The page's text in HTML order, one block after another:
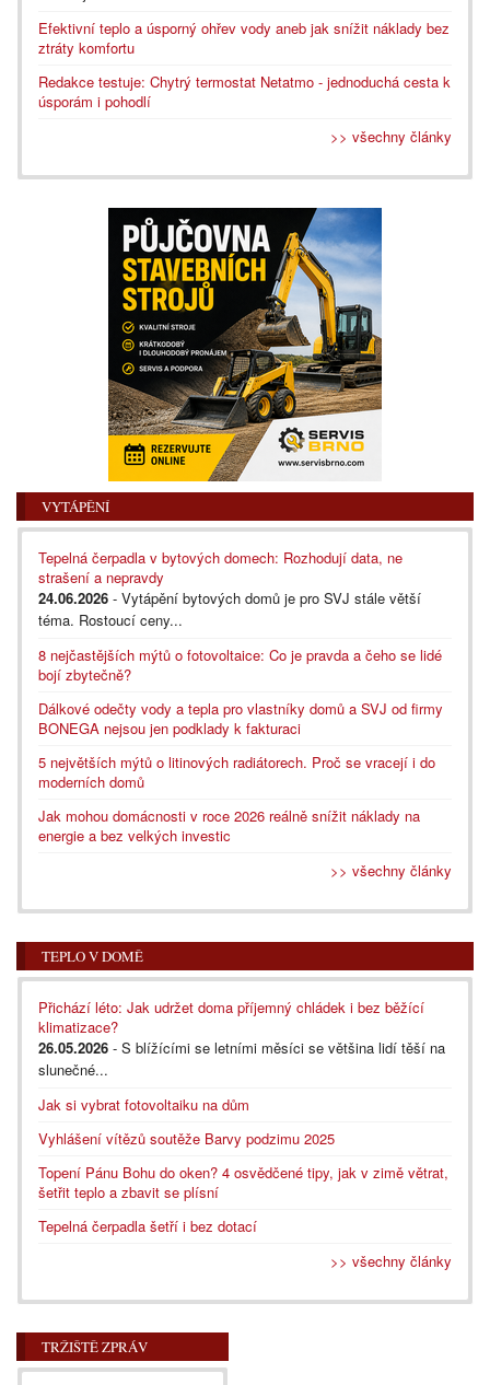
Efektivní teplo a úsporný ohřev vody aneb jak snížit náklady bez
ztráty komfortu
Redakce testuje: Chytrý termostat Netatmo - jednoduchá cesta k
úsporám i pohodlí
>> všechny články
VYTÁPĚNÍ
Tepelná čerpadla v bytových domech: Rozhodují data, ne
strašení a nepravdy
24.06.2026 - Vytápění bytových domů je pro SVJ stále větší
téma. Rostoucí ceny...
8 nejčastějších mýtů o fotovoltaice: Co je pravda a čeho se lidé
bojí zbytečně?
Dálkové odečty vody a tepla pro vlastníky domů a SVJ od firmy
BONEGA nejsou jen podklady k fakturaci
5 největších mýtů o litinových radiátorech. Proč se vracejí i do
moderních domů
Jak mohou domácnosti v roce 2026 reálně snížit náklady na
energie a bez velkých investic
>> všechny články
TEPLO V DOMĚ
Přichází léto: Jak udržet doma příjemný chládek i bez běžící
klimatizace?
26.05.2026 - S blížícími se letními měsíci se většina lidí těší na
slunečné...
Jak si vybrat fotovoltaiku na dům
Vyhlášení vítězů soutěže Barvy podzimu 2025
Topení Pánu Bohu do oken? 4 osvědčené tipy, jak v zimě větrat,
šetřit teplo a zbavit se plísní
Tepelná čerpadla šetří i bez dotací
>> všechny články
TRŽIŠTĚ ZPRÁV